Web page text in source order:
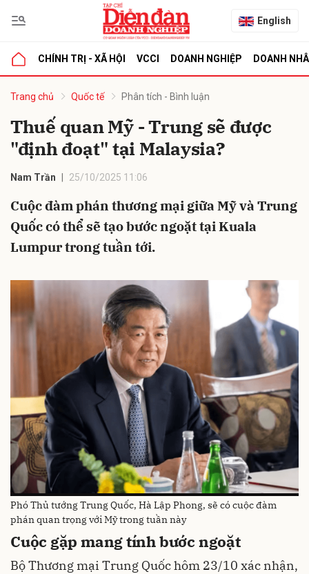
English
CHÍNH TRỊ - XÃ HỘI VCCI DOANH NGHIỆP DOANH
Trang chủ Quốc tế Phân tích - Bình luận
Thuế quan Mỹ - Trung sẽ được
"định đoạt" tại Malaysia?
Nam Trần 25/10/2025 11:06
Cuộc đàm phán thương mại giữa Mỹ và Trung
Quốc có thể sẽ tạo bước ngoặt tại Kuala
Lumpur trong tuần tới.
Phó Thủ tướng Trung Quốc, Hà Lập Phong, sẽ có cuộc đàm
phán quan trọng với Mỹ trong tuần này
Cuộc gặp mang tính bước ngoặt
Bộ Thương mại Trung Quốc hôm 23/10 xác nhận,
luận
Hủy